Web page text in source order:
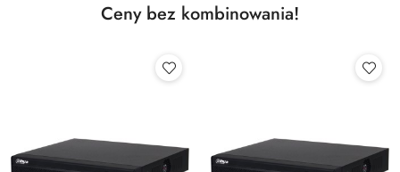
Ceny bez kombinowania!